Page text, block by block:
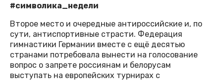
#символика_недели
Второе место и очередные антироссийские и, по
сути, антиспортивные страсти. Федерация
гимнастики Германии вместе с ещё десятью
странами потребовала вынести на голосование
вопрос о запрете россиянам и белорусам
выступать на европейских турнирах с